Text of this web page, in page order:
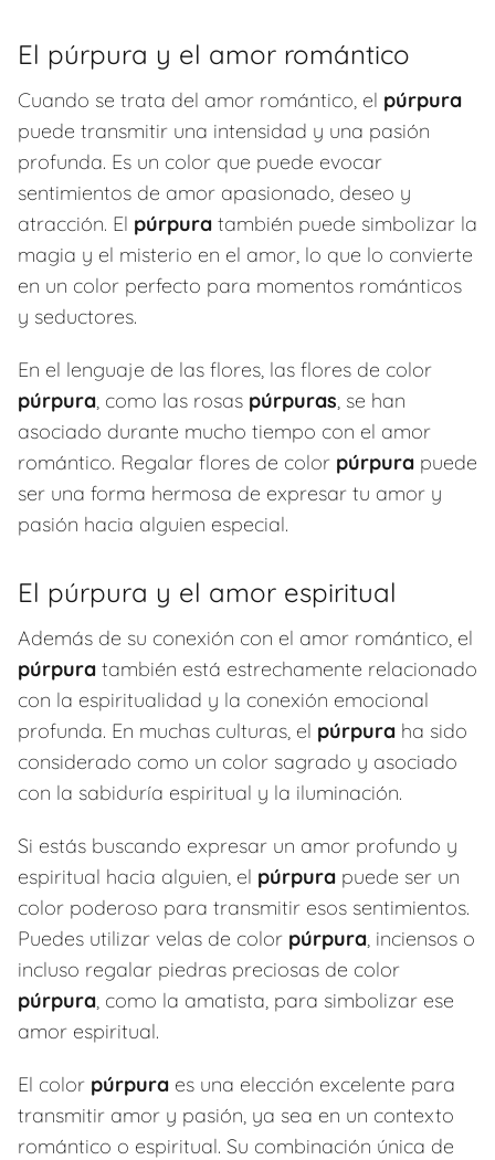
El púrpura y el amor romántico
Cuando se trata del amor romántico, el púrpura
puede transmitir una intensidad y una pasión
profunda. Es un color que puede evocar
sentimientos de amor apasionado, deseo y
atracción. El púrpura también puede simbolizar la
magia y el misterio en el amor, lo que lo convierte
en un color perfecto para momentos románticos
y seductores.
En el lenguaje de las flores, las flores de color
púrpura, como las rosas púrpuras, se han
asociado durante mucho tiempo con el amor
romántico. Regalar flores de color púrpura puede
ser una forma hermosa de expresar tu amor y
pasión hacia alguien especial.
El púrpura y el amor espiritual
Además de su conexión con el amor romántico, el
púrpura también está estrechamente relacionado
con la espiritualidad y la conexión emocional
profunda. En muchas culturas, el púrpura ha sido
considerado como un color sagrado y asociado
con la sabiduría espiritual y la iluminación.
Si estás buscando expresar un amor profundo y
espiritual hacia alguien, el púrpura puede ser un
color poderoso para transmitir esos sentimientos.
Puedes utilizar velas de color púrpura, inciensos o
incluso regalar piedras preciosas de color
púrpura, como la amatista, para simbolizar ese
amor espiritual.
El color púrpura es una elección excelente para
transmitir amor y pasión, ya sea en un contexto
romántico o espiritual. Su combinación única de